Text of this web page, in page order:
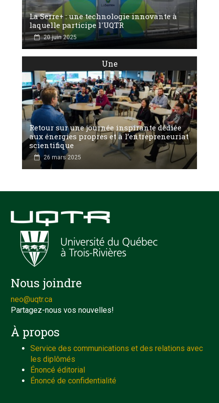
La Serre+ : une technologie innovante à
laquelle participe l'UQTR
20 juin 2025
Une
Retour sur une journée inspirante dédiée
aux énergies propres et à l’entrepreneuriat
scientifique
26 mars 2025
Nous joindre
neo@uqtr.ca
Partagez-nous vos nouvelles!
À propos
Service des communications et des relations avec
les diplômés
Énoncé éditorial
Énoncé de confidentialité